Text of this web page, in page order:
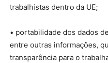
trabalhistas dentro da UE;
• portabilidade dos dados
entre outras informações,
transparência para o